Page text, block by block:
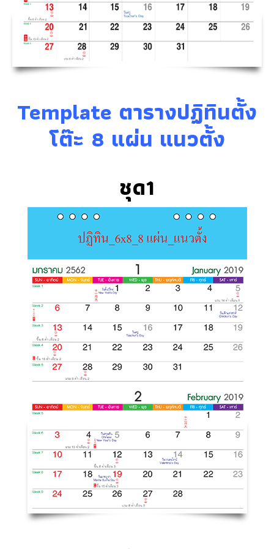
Template ตารางปฏิทินตั้ง
โต๊ะ 8 แผ่น แนวตั้ง
ชุด1